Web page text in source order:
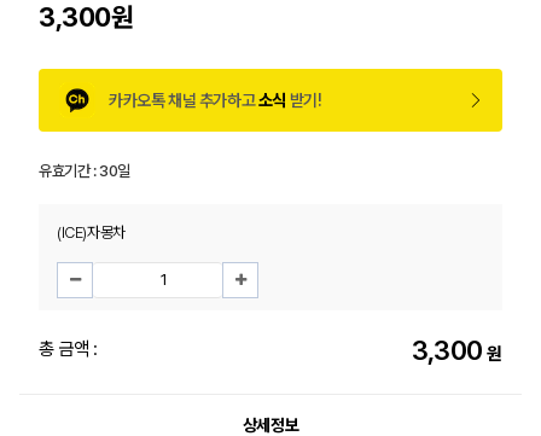
3,300원
카카오톡 채널 추가하고소식 받기!
유효기간 :30일
(ICE)자몽차
총 금액 : 3,300 원
상세정보